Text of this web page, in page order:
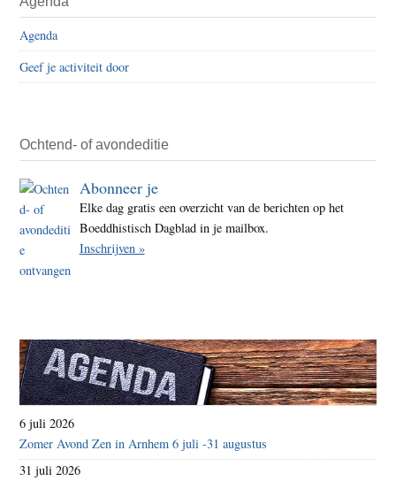
Agenda
Geef je activiteit door
Ochtend- of avondeditie
Abonneer je
Elke dag gratis een overzicht van de berichten op het
Boeddhistisch Dagblad in je mailbox.
Inschrijven »
6 juli 2026
Zomer Avond Zen in Arnhem 6 juli -31 augustus
31 juli 2026